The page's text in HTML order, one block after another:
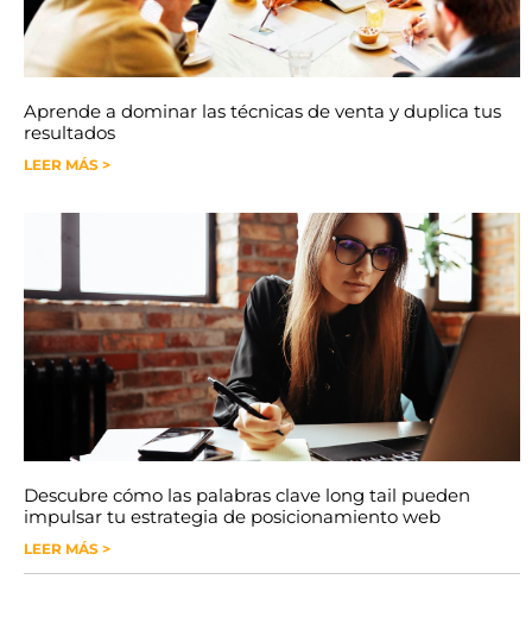
Aprende a dominar las técnicas de venta y duplica tus
resultados
LEER MÁS >
Descubre cómo las palabras clave long tail pueden
impulsar tu estrategia de posicionamiento web
LEER MÁS >